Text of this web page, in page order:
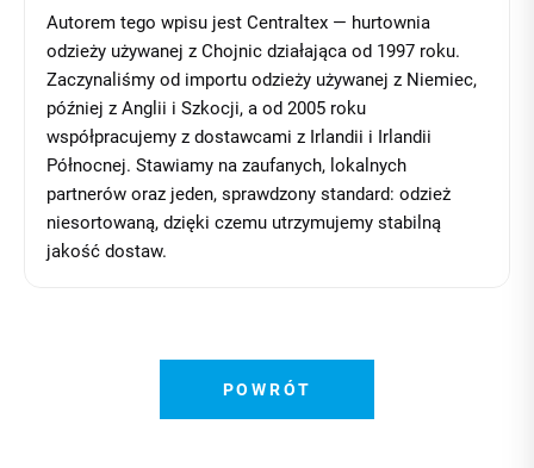
Autorem tego wpisu jest Centraltex — hurtownia
odzieży używanej z Chojnic działająca od 1997 roku.
Zaczynaliśmy od importu odzieży używanej z Niemiec,
później z Anglii i Szkocji, a od 2005 roku
współpracujemy z dostawcami z Irlandii i Irlandii
Północnej. Stawiamy na zaufanych, lokalnych
partnerów oraz jeden, sprawdzony standard: odzież
niesortowaną, dzięki czemu utrzymujemy stabilną
jakość dostaw.
POWRÓT